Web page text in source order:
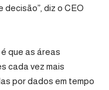
diz o CEO
que as áreas
cada vez mais
por dados em tempo